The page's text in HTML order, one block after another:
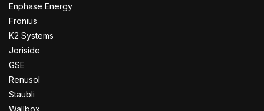
Enphase Energy
Fronius
K2 Systems
Joriside
GSE
Renusol
Staubli
Wallbox